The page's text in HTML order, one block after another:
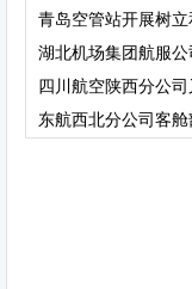
青岛空管站开展树
湖北机场集团航服
四川航空陕西分公
东航西北分公司客